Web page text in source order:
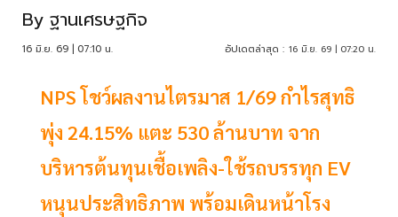
By ฐานเศรษฐกิจ
16 มิ.ย. 69 | 07:10 น. อัปเดตล่าสุด : 16 มิ.ย. 69 | 07:20 น.
NPS โชว์ผลงานไตรมาส 1/69 กำไรสุทธิ
พุ่ง 24.15% แตะ 530 ล้านบาท จาก
บริหารต้นทุนเชื้อเพลิง-ใช้รถบรรทุก EV
หนุนประสิทธิภาพ พร้อมเดินหน้าโรง